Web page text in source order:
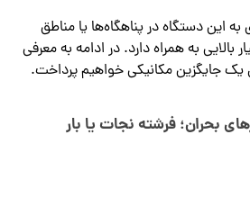
به این دستگاه در پناهگاه‌ها یا مناطق
به همراه دارد. در ادامه به معرفی
جایگزین مکانیکی خواهیم پرداخت.
بحران؛ فرشته نجات یا بار